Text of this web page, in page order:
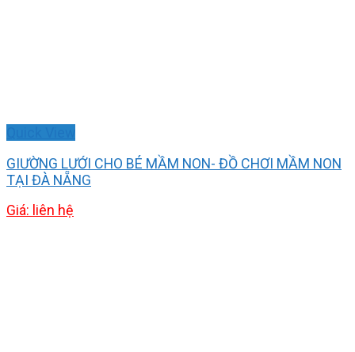
GIƯỜNG LƯỚI CHO BÉ MẦM NON- ĐỒ CHƠI MẦM NON
TẠI ĐÀ NẴNG
Giá: liên hệ